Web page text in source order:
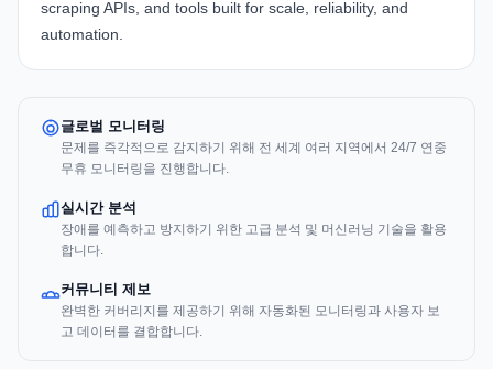
scraping APIs, and tools built for scale, reliability, and
automation.
글로벌 모니터링
문제를 즉각적으로 감지하기 위해 전 세계 여러 지역에서 24/7 연중
무휴 모니터링을 진행합니다.
실시간 분석
장애를 예측하고 방지하기 위한 고급 분석 및 머신러닝 기술을 활용
합니다.
커뮤니티 제보
완벽한 커버리지를 제공하기 위해 자동화된 모니터링과 사용자 보
고 데이터를 결합합니다.